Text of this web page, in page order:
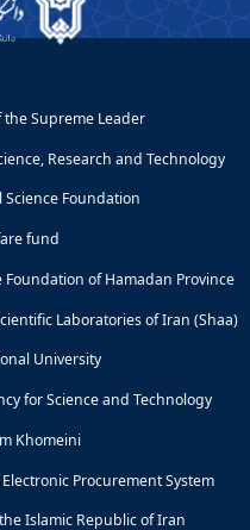
the Supreme Leader
Research and Technology
Foundation
fund
Foundation of Hamadan Province
Laboratories of Iran (Shaa)
University
for Science and Technology
Khomeini
Procurement System
Islamic Republic of Iran